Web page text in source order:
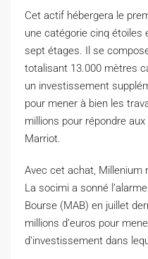
Cet actif hébergera le
une catégorie cinq
sept étages. Il se
totalisant 13.000 mètres
un investissement
pour mener à bien les
millions pour répondre
Marriot.
Avec cet achat, Millenium
La socimi a sonné
Bourse (MAB) en juillet
millions d’euros pour
d’investissement dans